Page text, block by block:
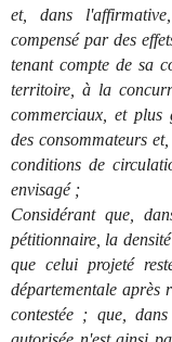
et, dans
compensé par des
tenant compte de sa
territoire, à la
commerciaux, et plus
des consommateurs
conditions de
envisagé ;
Considérant que,
pétitionnaire, la
que celui projeté
départementale après
contestée ; que,